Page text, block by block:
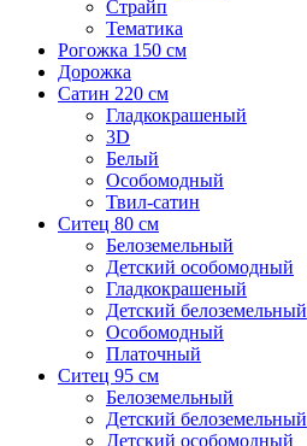
Страйп
Тематика
Рогожка 150 см
Дорожка
Сатин 220 см
Гладкокрашеный
3D
Белый
Особомодный
Твил-сатин
Ситец 80 см
Белоземельный
Детский особомодный
Гладкокрашеный
Детский белоземельный
Особомодный
Платочный
Ситец 95 см
Белоземельный
Детский белоземельный
Детский особомодный